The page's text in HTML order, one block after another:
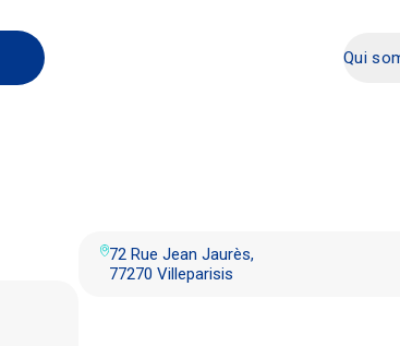
Qui
72 Rue Jean Jaurès,
77270 Villeparisis